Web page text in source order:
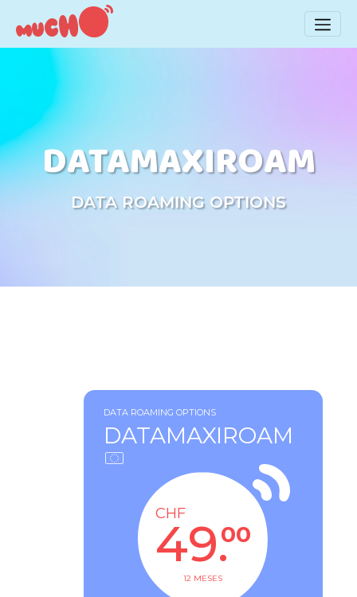
DATAMAXIROAM
DATA ROAMING OPTIONS
DATA ROAMING OPTIONS
DATAMAXIROAM
CHF
49.00
12 MESES